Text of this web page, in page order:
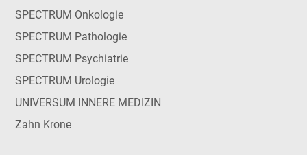
SPECTRUM Onkologie
SPECTRUM Pathologie
SPECTRUM Psychiatrie
SPECTRUM Urologie
UNIVERSUM INNERE MEDIZIN
Zahn Krone